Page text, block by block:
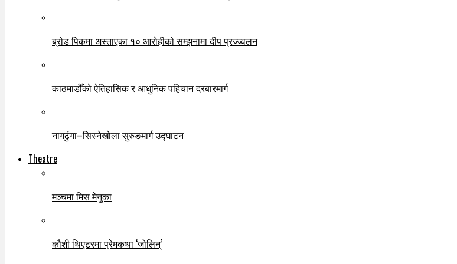
ब्रोड पिकमा अस्ताएका १० आरोहीको सम्झनामा दीप प्रज्ज्वलन
काठमाडौँको ऐतिहासिक र आधुनिक पहिचान दरबारमार्ग
नागढुंगा–सिस्नेखोला सुरुङमार्ग उद्घाटन
Theatre
मञ्चमा मिस मेनुका
कौशी थिएटरमा प्रेमकथा ‘जोलिन्’